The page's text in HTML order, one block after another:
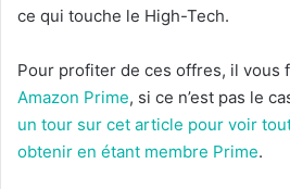
ce qui touche le High-Tech.
Pour profiter de ces offres, il vous
Amazon Prime, si ce n’est pas le
un tour sur cet article pour voir
obtenir en étant membre Prime.